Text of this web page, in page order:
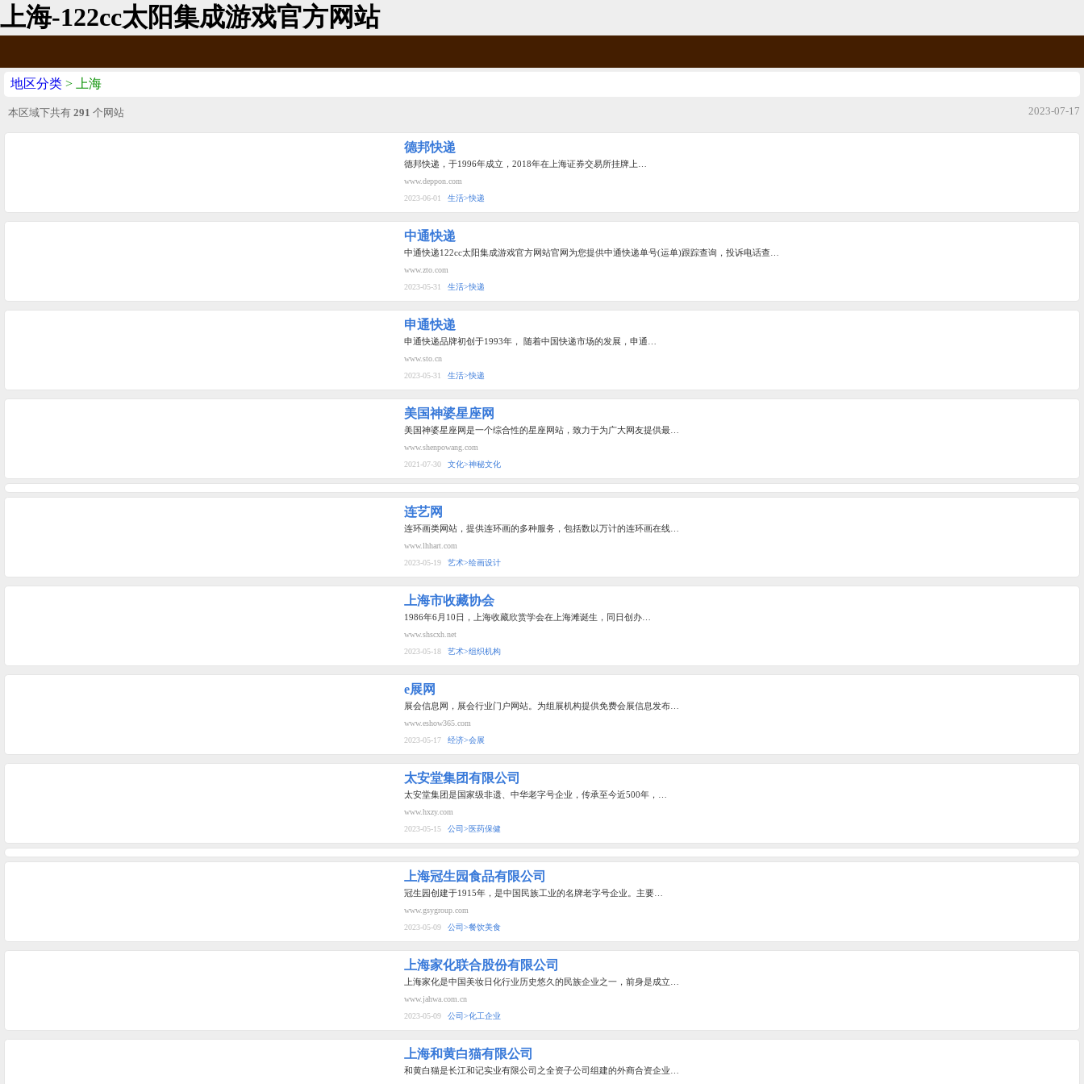
上海-122cc太阳集成游戏官方网站
地区分类 > 上海
本区域下共有 291 个网站 2023-07-17
德邦快递
德邦快递，于1996年成立，2018年在上海证券交易所挂牌上…
www.deppon.com
2023-06-01
生活>快递
中通快递
中通快递122cc太阳集成游戏官方网站官网为您提供中通快递单号(运单)跟踪查询，投诉电话查…
www.zto.com
2023-05-31
生活>快递
申通快递
申通快递品牌初创于1993年， 随着中国快递市场的发展，申通…
www.sto.cn
2023-05-31
生活>快递
美国神婆星座网
美国神婆星座网是一个综合性的星座网站，致力于为广大网友提供最…
www.shenpowang.com
2021-07-30
文化>神秘文化
连艺网
连环画类网站，提供连环画的多种服务，包括数以万计的连环画在线…
www.lhhart.com
2023-05-19
艺术>绘画设计
上海市收藏协会
1986年6月10日，上海收藏欣赏学会在上海滩诞生，同日创办…
www.shscxh.net
2023-05-18
艺术>组织机构
e展网
展会信息网，展会行业门户网站。为组展机构提供免费会展信息发布…
www.eshow365.com
2023-05-17
经济>会展
太安堂集团有限公司
太安堂集团是国家级非遗、中华老字号企业，传承至今近500年，…
www.hxzy.com
2023-05-15
公司>医药保健
上海冠生园食品有限公司
冠生园创建于1915年，是中国民族工业的名牌老字号企业。主要…
www.gsygroup.com
2023-05-09
公司>餐饮美食
上海家化联合股份有限公司
上海家化是中国美妆日化行业历史悠久的民族企业之一，前身是成立…
www.jahwa.com.cn
2023-05-09
公司>化工企业
上海和黄白猫有限公司
和黄白猫是长江和记实业有限公司之全资子公司组建的外商合资企业…